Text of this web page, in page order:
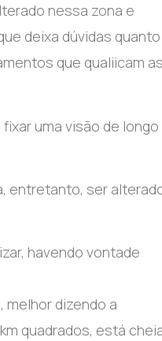
nessa zona e
deixa dúvidas
que qualiicam
uma visão de longo
entretanto, ser
havendo vontade
dizendo a
quadrados, está